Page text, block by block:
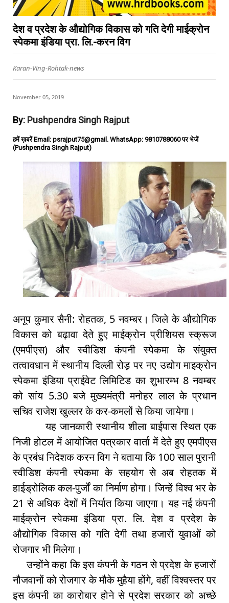
देश व प्रदेश के औद्योगिक विकास को गति देगी माईक्रोन
स्पेकमा इंडिया प्रा. लि.-करन विग
Karan-Ving-Rohtak-news
November 05, 2019
By: Pushpendra Singh Rajput
हमें ख़बरें Email: psrajput75@gmail. WhatsApp: 9810788060 पर भेजें
(Pushpendra Singh Rajput)
अनूप कुमार सैनी: रोहतक, 5 नवम्बर। जिले के औद्योगिक
विकास को बढ़ावा देते हुए माईक्रोन प्रीशियस स्क्रूज
(एमपीएस) और स्वीडिश कंपनी स्पेकमा के संयुक्त
तत्वावधान में स्थानीय दिल्ली रोड़ पर नए उद्योग माइक्रोन
स्पेकमा इंडिया प्राईवेट लिमिटिड का शुभारम्भ 8 नवम्बर
को सांय 5.30 बजे मुख्यमंत्री मनोहर लाल के प्रधान
सचिव राजेश खुल्लर के कर-कमलों से किया जायेगा।
यह जानकारी स्थानीय शीला बाईपास स्थित एक
निजी होटल में आयोजित पत्रकार वार्ता में देते हुए एमपीएस
के प्रबंध निदेशक करन विग ने बताया कि 100 साल पुरानी
स्वीडिश कंपनी स्पेकमा के सहयोग से अब रोहतक में
हाईड्रोलिक कल-पुर्जों का निर्माण होगा। जिन्हें विश्व भर के
21 से अधिक देशों में निर्यात किया जाएगा। यह नई कंपनी
माईक्रोन स्पेकमा इंडिया प्रा. लि. देश व प्रदेश के
औद्योगिक विकास को गति देगी तथा हजारों युवाओं को
रोजगार भी मिलेगा।
उन्होंने कहा कि इस कंपनी के गठन से प्रदेश के हजारों
नौजवानों को रोजगार के मौके मुहैया होंगे, वहीं विश्वस्तर पर
इस कंपनी का कारोबार होने से प्रदेश सरकार को अच्छे